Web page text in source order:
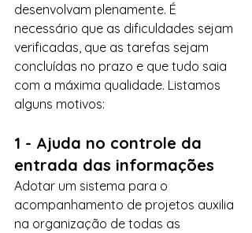
desenvolvam plenamente. É
necessário que as dificuldades sejam
verificadas, que as tarefas sejam
concluídas no prazo e que tudo saia
com a máxima qualidade. Listamos
alguns motivos:
1 - Ajuda no controle da
entrada das informações
Adotar um sistema para o
acompanhamento de projetos auxilia
na organização de todas as